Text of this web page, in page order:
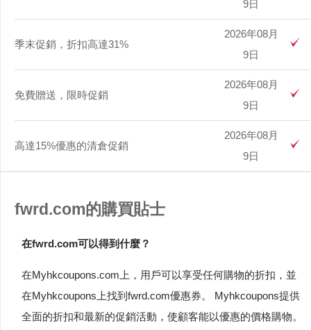
9日
季末促銷，折扣高達31%
2026年08月
9日
免費贈送，限時促銷
2026年08月
9日
高達15%優惠的清倉促銷
2026年08月
9日
fwrd.com的購買貼士
在fwrd.com可以得到什麼？
在Myhkcoupons.com上，用戶可以享受任何購物的折扣，並
在Myhkcoupons上找到fwrd.com優惠券。 Myhkcoupons提供
全面的折扣和最新的促銷活動，使顧客能以優惠的價格購物。